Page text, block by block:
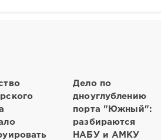
Дело по
дноуглублению
порта "Южный":
разбираются
НАБУ и АМКУ